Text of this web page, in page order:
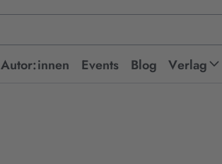
Autor:innen Events Blog Verlag